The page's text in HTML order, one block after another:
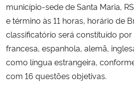
Gabinete de Segurança Institucional
Advocacia-Geral da União
Banco Central do Brasil
município-sede de Santa Maria,
e término às 11 horas, horário de
classificatório será constituído
francesa, espanhola, alemã,
como língua estrangeira,
com 16 questões objetivas.